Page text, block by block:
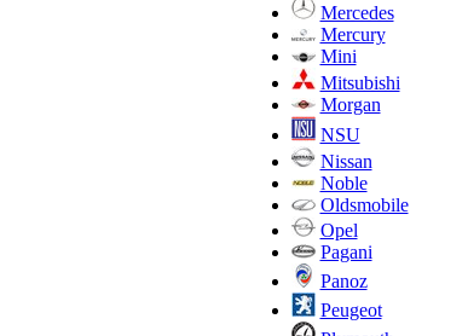
Mercedes
Mercury
Mini
Mitsubishi
Morgan
NSU
Nissan
Noble
Oldsmobile
Opel
Pagani
Panoz
Peugeot